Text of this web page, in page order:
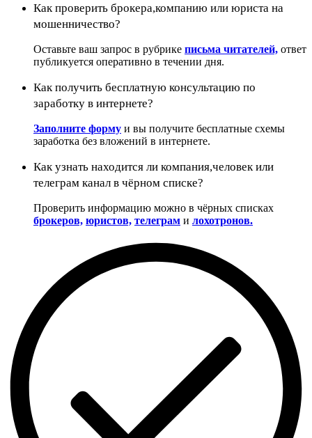
Как проверить брокера,компанию или юриста на
мошенничество?
Оставьте ваш запрос в рубрике письма читателей, ответ
публикуется оперативно в течении дня.
Как получить бесплатную консультацию по
заработку в интернете?
Заполните форму и вы получите бесплатные схемы
заработка без вложений в интернете.
Как узнать находится ли компания,человек или
телеграм канал в чёрном списке?
Проверить информацию можно в чёрных списках
брокеров, юристов, телеграм и лохотронов.